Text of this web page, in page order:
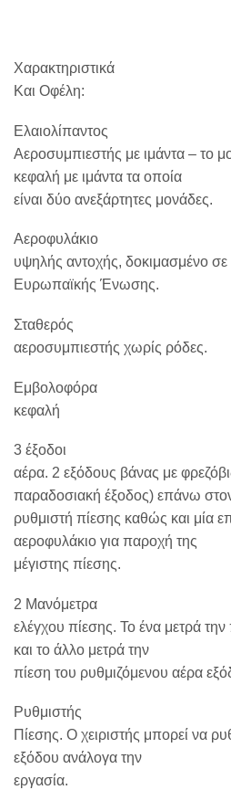
Χαρακτηριστικά
Και Οφέλη:
Ελαιολίπαντος
Αεροσυμπιεστής με ιμάντα – το
κεφαλή με ιμάντα τα οποία
είναι δύο ανεξάρτητες μονάδες.
Αεροφυλάκιο
υψηλής αντοχής, δοκιμασμένο σε
Ευρωπαϊκής Ένωσης.
Σταθερός
αεροσυμπιεστής χωρίς ρόδες.
Εμβολοφόρα
κεφαλή
3 έξοδοι
αέρα. 2 εξόδους βάνας με
παραδοσιακή έξοδος) επάνω
ρυθμιστή πίεσης καθώς και μία
αεροφυλάκιο για παροχή της
μέγιστης πίεσης.
2 Μανόμετρα
ελέγχου πίεσης. Το ένα μετρά
και το άλλο μετρά την
πίεση του ρυθμιζόμενου αέρα
Ρυθμιστής
Πίεσης. Ο χειριστής μπορεί να
εξόδου ανάλογα την
εργασία.